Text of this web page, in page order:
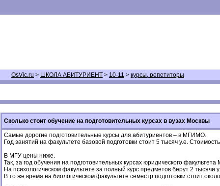
OsVic.ru > ШКОЛА АБИТУРИЕНТ > 10-11 > курсы, репетиторы
Сколько стоит обучение на подготовительных курсах в вузах Москвы
Самые дорогие подготовительные курсы для абитуриентов – в МГИМО.
Год занятий на факультете базовой подготовки стоит 5 тысяч у.е.
В МГУ цены ниже.
Так, за год обучения на подготовительных курсах юридического
На психологическом факультете за полный курс предметов берут 2 тысячи
В то же время на биологическом факультете семестр подготовки стоит